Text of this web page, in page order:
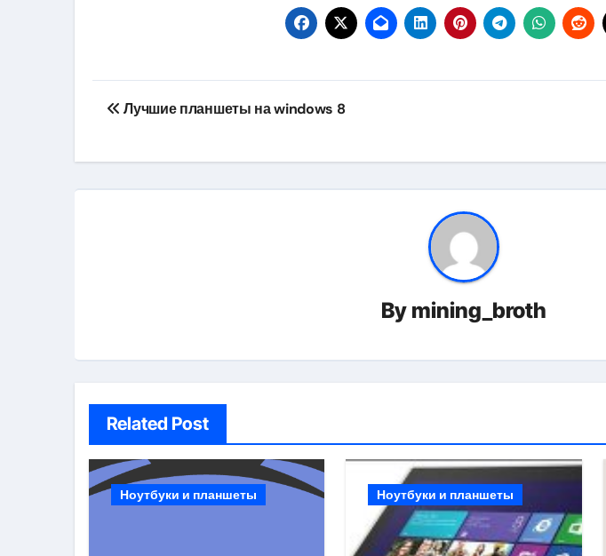
Навигация
записям
Лучшие планшеты на windows 8
By mining_broth
Related Post
Ноутбуки и планшеты Ноутбуки и планшеты